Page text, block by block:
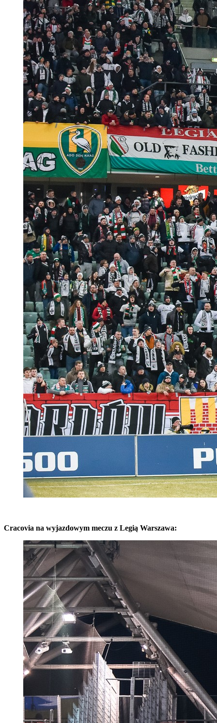
Cracovia na wyjazdowym meczu z Legią Warszawa: